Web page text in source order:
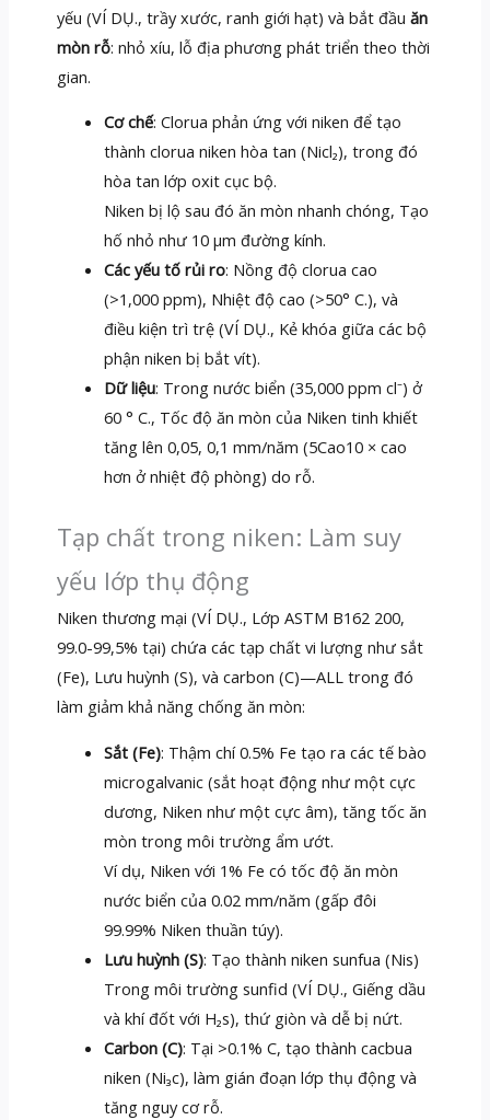
yếu (VÍ DỤ., trầy xước, ranh giới hạt) và bắt đầu ăn
mòn rỗ: nhỏ xíu, lỗ địa phương phát triển theo thời
gian.
Cơ chế: Clorua phản ứng với niken để tạo
thành clorua niken hòa tan (Nicl₂), trong đó
hòa tan lớp oxit cục bộ.
Niken bị lộ sau đó ăn mòn nhanh chóng, Tạo
hố nhỏ như 10 μm đường kính.
Các yếu tố rủi ro: Nồng độ clorua cao
(>1,000 ppm), Nhiệt độ cao (>50° C.), và
điều kiện trì trệ (VÍ DỤ., Kẻ khóa giữa các bộ
phận niken bị bắt vít).
Dữ liệu: Trong nước biển (35,000 ppm cl⁻) ở
60 ° C., Tốc độ ăn mòn của Niken tinh khiết
tăng lên 0,05, 0,1 mm/năm (5Cao10 × cao
hơn ở nhiệt độ phòng) do rỗ.
Tạp chất trong niken: Làm suy
yếu lớp thụ động
Niken thương mại (VÍ DỤ., Lớp ASTM B162 200,
99.0-99,5% tại) chứa các tạp chất vi lượng như sắt
(Fe), Lưu huỳnh (S), và carbon (C)—ALL trong đó
làm giảm khả năng chống ăn mòn:
Sắt (Fe): Thậm chí 0.5% Fe tạo ra các tế bào
microgalvanic (sắt hoạt động như một cực
dương, Niken như một cực âm), tăng tốc ăn
mòn trong môi trường ẩm ướt.
Ví dụ, Niken với 1% Fe có tốc độ ăn mòn
nước biển của 0.02 mm/năm (gấp đôi
99.99% Niken thuần túy).
Lưu huỳnh (S): Tạo thành niken sunfua (Nis)
Trong môi trường sunfid (VÍ DỤ., Giếng dầu
và khí đốt với H₂s), thứ giòn và dễ bị nứt.
Carbon (C): Tại >0.1% C, tạo thành cacbua
niken (Ni₃c), làm gián đoạn lớp thụ động và
tăng nguy cơ rỗ.